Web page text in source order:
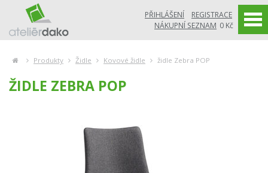
PŘIHLÁŠENÍ
REGISTRACE
NÁKUPNÍ SEZNAM 0 Kč
Produkty Židle Kovové židle židle Zebra POP
ŽIDLE ZEBRA POP